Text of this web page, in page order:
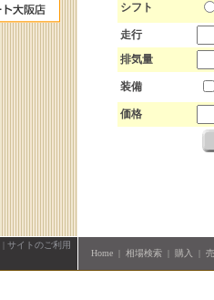
シフト
走行
排気量
装備
価格
| サイトのご利用
Home| 相場検索| 購入 |